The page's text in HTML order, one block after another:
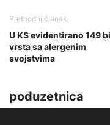
Prethodni članak
U KS evidentirano 149
vrsta sa alergenim
svojstvima
poduzetnica